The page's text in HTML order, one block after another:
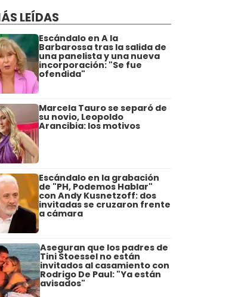
LEÍDAS
Escándalo en A la
Barbarossa tras la salida de
una panelista y una nueva
incorporación: "Se fue
ofendida"
Marcela Tauro se separó de
su novio, Leopoldo
Arancibia: los motivos
Escándalo en la grabación
de "PH, Podemos Hablar"
con Andy Kusnetzoff: dos
invitadas se cruzaron frente
a cámara
Aseguran que los padres de
Tini Stoessel no están
invitados al casamiento con
Rodrigo De Paul: "Ya están
avisados"